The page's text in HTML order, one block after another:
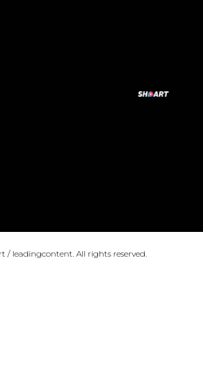
/ leadingcontent. All rights reserved.